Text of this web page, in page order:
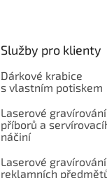
Služby pro klienty
Dárkové krabice
s vlastním potiskem
Laserové gravírování
příborů a
náčiní
Laserové gravírování
reklamních